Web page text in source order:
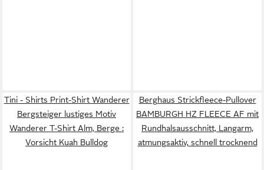
Tini - Shirts Print-Shirt Wanderer
Bergsteiger lustiges Motiv
Wanderer T-Shirt Alm, Berge :
Vorsicht Kuah Bulldog
Berghaus Strickfleece-Pullover
BAMBURGH HZ FLEECE AF mit
Rundhalsausschnitt, Langarm,
atmungsaktiv, schnell trocknend